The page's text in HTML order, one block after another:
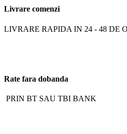
Livrare comenzi
LIVRARE RAPIDA IN 24 - 48 DE
Rate fara dobanda
PRIN BT SAU TBI BANK